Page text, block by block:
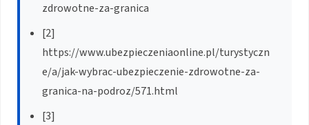
zdrowotne-za-granica
[2]
https://www.ubezpieczeniaonline.pl/turystyczn
e/a/jak-wybrac-ubezpieczenie-zdrowotne-za-
granica-na-podroz/571.html
[3]